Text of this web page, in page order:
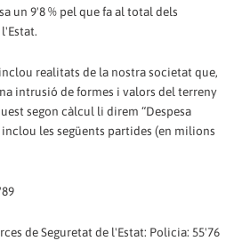
un 9'8 % pel que fa al total dels
realitats de la nostra societat que,
intrusió de formes i valors del terreny
segon càlcul li direm “Despesa
les següents partides (en milions
de Seguretat de l'Estat: Policia: 55'76